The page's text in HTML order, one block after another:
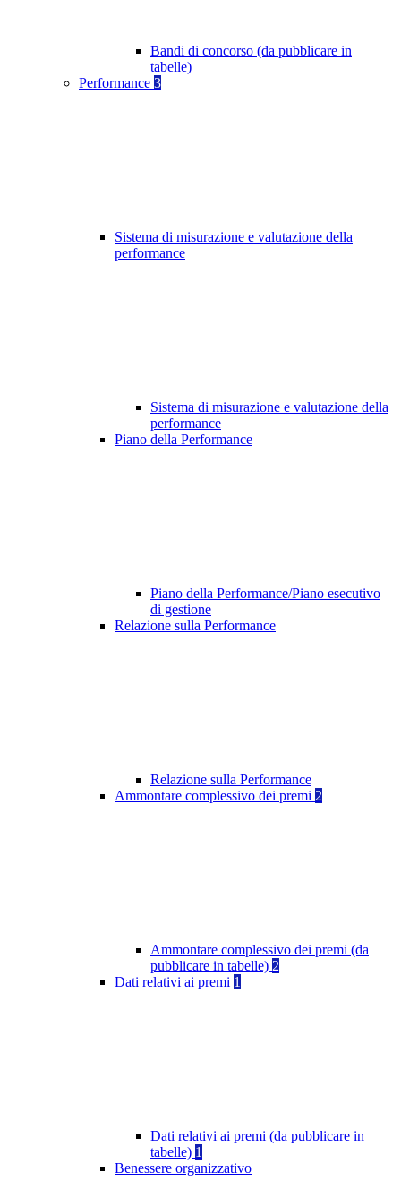
Bandi di concorso (da pubblicare in
tabelle)
Performance 3
Sistema di misurazione e valutazione della
performance
Sistema di misurazione e valutazione della
performance
Piano della Performance
Piano della Performance/Piano esecutivo
di gestione
Relazione sulla Performance
Relazione sulla Performance
Ammontare complessivo dei premi 2
Ammontare complessivo dei premi (da
pubblicare in tabelle) 2
Dati relativi ai premi 1
Dati relativi ai premi (da pubblicare in
tabelle) 1
Benessere organizzativo